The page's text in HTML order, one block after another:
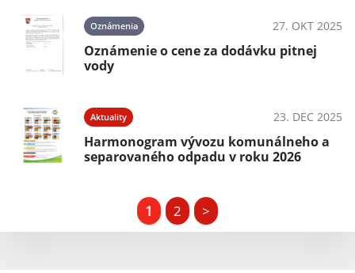
Oznámenia 27. OKT 2025
Oznámenie o cene za dodávku pitnej
vody
Aktuality 23. DEC 2025
Harmonogram vývozu komunálneho a
separovaného odpadu v roku 2026
1 2 >